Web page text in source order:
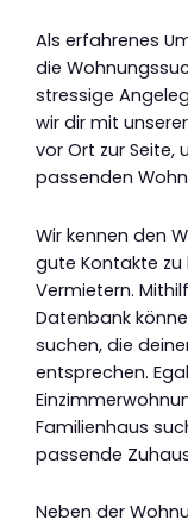
Als erfahrenes
die
stressige
wir dir mit
vor Ort zur Seite,
passenden
Wir kennen den
gute Kontakte
Vermietern.
Datenbank
suchen, die
entsprechen.
Familienhaus
passende
Neben der